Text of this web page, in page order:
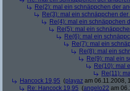
Re(2): mal ein schnäppchen der
Re(3): mal ein schnäppchen
Re(4): mal ein schnäppchen
Re(5): mal ein
Re(6): mal ein
Re(7): mal ein
Re(8): mal ein
Re(9): mal ein
Re(10): mal
Re(11):
Hancock 19,95 (playaz am 06.11.2008,
Re: Hancock 19,95 (angelo22 am